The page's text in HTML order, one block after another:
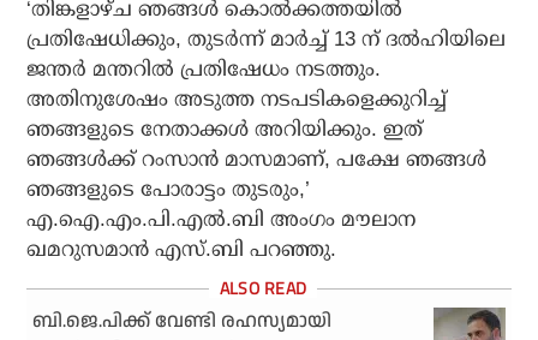
‘തിങ്കളാഴ്ച ഞങ്ങൾ കൊൽക്കത്തയിൽ
പ്രതിഷേധിക്കും, തുടർന്ന് മാർച്ച് 13 ന് ദൽഹിയിലെ
ജന്തർ മന്തറിൽ പ്രതിഷേധം നടത്തും.
അതിനുശേഷം അടുത്ത നടപടികളെക്കുറിച്ച്
ഞങ്ങളുടെ നേതാക്കൾ അറിയിക്കും. ഇത്
ഞങ്ങൾക്ക് റംസാൻ മാസമാണ്, പക്ഷേ ഞങ്ങൾ
ഞങ്ങളുടെ പോരാട്ടം തുടരും,’
എ.ഐ.എം.പി.എൽ.ബി അംഗം മൗലാന
ഖമറുസമാൻ എസ്.ബി പറഞ്ഞു.
ബി.ജെ.പിക്ക് വേണ്ടി രഹസ്യമായി